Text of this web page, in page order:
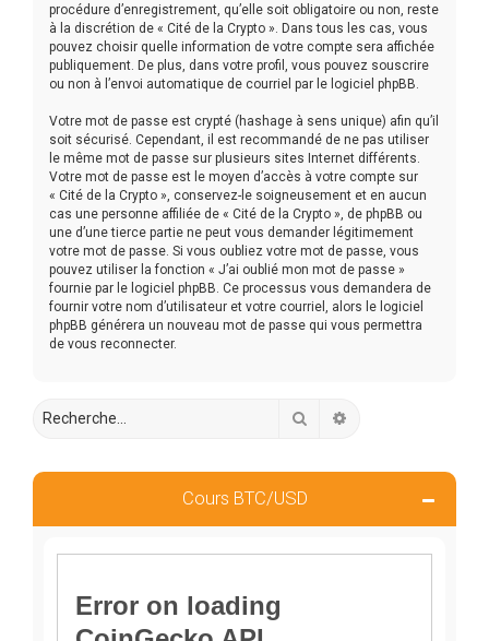
procédure d’enregistrement, qu’elle soit obligatoire ou non, reste
à la discrétion de « Cité de la Crypto ». Dans tous les cas, vous
pouvez choisir quelle information de votre compte sera affichée
publiquement. De plus, dans votre profil, vous pouvez souscrire
ou non à l’envoi automatique de courriel par le logiciel phpBB.
Votre mot de passe est crypté (hashage à sens unique) afin qu’il
soit sécurisé. Cependant, il est recommandé de ne pas utiliser
le même mot de passe sur plusieurs sites Internet différents.
Votre mot de passe est le moyen d’accès à votre compte sur
« Cité de la Crypto », conservez-le soigneusement et en aucun
cas une personne affiliée de « Cité de la Crypto », de phpBB ou
une d’une tierce partie ne peut vous demander légitimement
votre mot de passe. Si vous oubliez votre mot de passe, vous
pouvez utiliser la fonction « J’ai oublié mon mot de passe »
fournie par le logiciel phpBB. Ce processus vous demandera de
fournir votre nom d’utilisateur et votre courriel, alors le logiciel
phpBB générera un nouveau mot de passe qui vous permettra
de vous reconnecter.
Rechercher
Cours BTC/USD